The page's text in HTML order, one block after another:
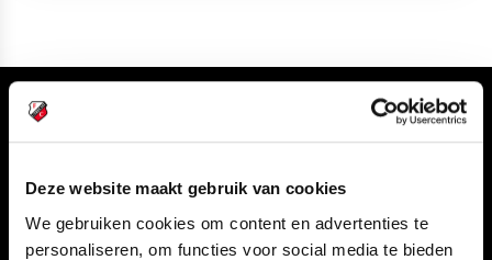
Deze website maakt gebruik van cookies
We gebruiken cookies om content en advertenties te
personaliseren, om functies voor social media te bieden
Volg ons ook via
Navigeer naar